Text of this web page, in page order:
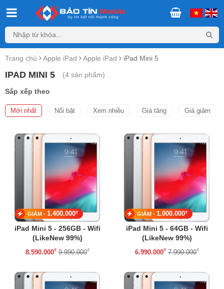
Trang chủ Apple iPad Apple iPad iPad Mini 5
IPAD MINI 5 (4 sản phẩm)
Sắp xếp theo
Mới nhất Nổi bật Xem nhiều Giá tăng Giá giảm
GIẢM - 1.400.000₫
iPad Mini 5 - 256GB - Wifi
(LikeNew 99%)
8.590.000₫ 9.990.000₫
GIẢM - 1.000.000₫
iPad Mini 5 - 64GB - Wifi
(LikeNew 99%)
6.990.000₫ 7.990.000₫